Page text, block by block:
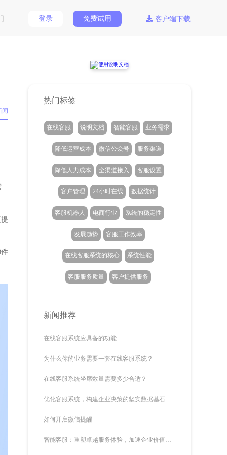
登录 免费试用 客户端下载
闻
热门标签
在线客服 说明文档 智能客服 业务需求
降低运营成本 微信公众号 服务渠道
降低人力成本 全渠道接入 客服设置
客户管理 24小时在线 数据统计
客服机器人 电商行业 系统的稳定性
发展趋势 客服工作效率
在线客服系统的核心 系统性能
客服服务质量 客户提供服务
新闻推荐
在线客服系统应具备的功能
为什么你的业务需要一套在线客服系统？
在线客服系统坐席数量需要多少合适？
优化客服系统，构建企业决策的坚实数据基石
如何开启微信提醒
智能客服：重塑卓越服务体验，加速企业价值增长的新引擎